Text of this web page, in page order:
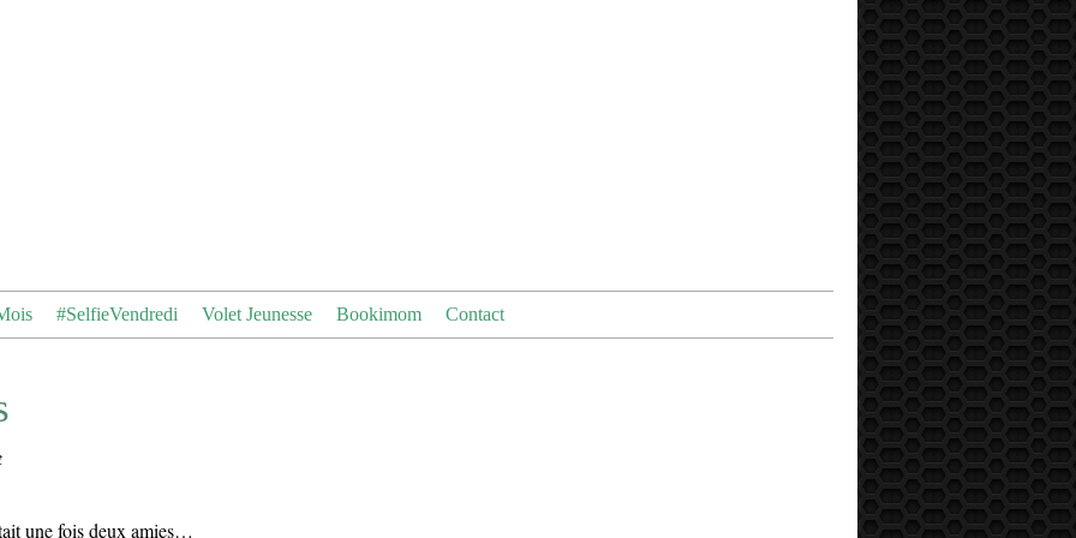
#SelfieVendredi Volet Jeunesse Bookimom Contact
une fois deux amies…